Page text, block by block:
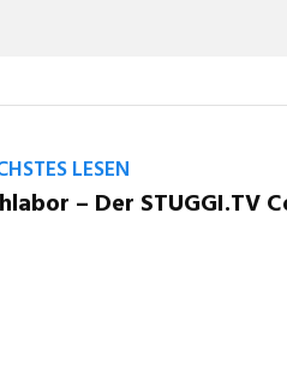
LESEN
– Der STUGGI.TV